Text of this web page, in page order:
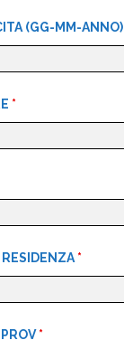
(GG-MM-ANNO)
*
*
*